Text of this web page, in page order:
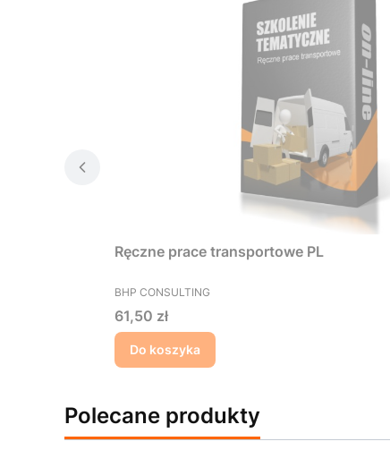
Ręczne prace transportowe PL
PRODUCENT
BHP CONSULTING
Cena
61,50 zł
Do koszyka
Polecane produkty